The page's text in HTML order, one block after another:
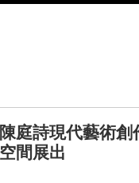
庭詩現代藝術
間展出